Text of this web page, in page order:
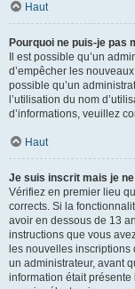
Haut
Pourquoi ne puis-je pas
Il est possible qu’un
d’empêcher les
possible qu’un
l’utilisation du nom
d’informations, veuillez
Haut
Je suis inscrit mais je
Vérifiez en premier lieu
corrects. Si la
avoir en dessous de 13
instructions que vous
les nouvelles
un administrateur, avant
information était